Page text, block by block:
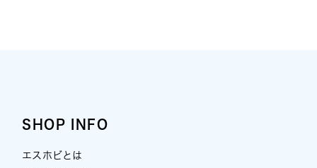
SHOP INFO
エスホビとは